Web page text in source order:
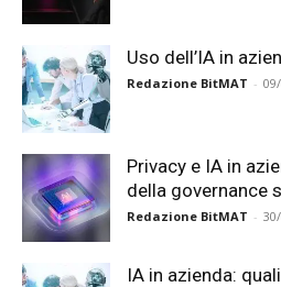
Uso dell’IA in
Redazione BitMAT -
Privacy e IA in
della governance
Redazione BitMAT -
IA in azienda: